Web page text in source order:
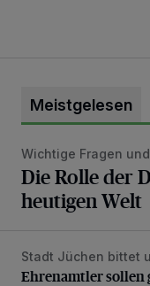
Meistgelesen
Die Rolle der
Wichtige Fragen
Die Rolle der
heutigen Welt
Ehrenamtler sollen
Stadt Jüchen bittet
Ehrenamtler